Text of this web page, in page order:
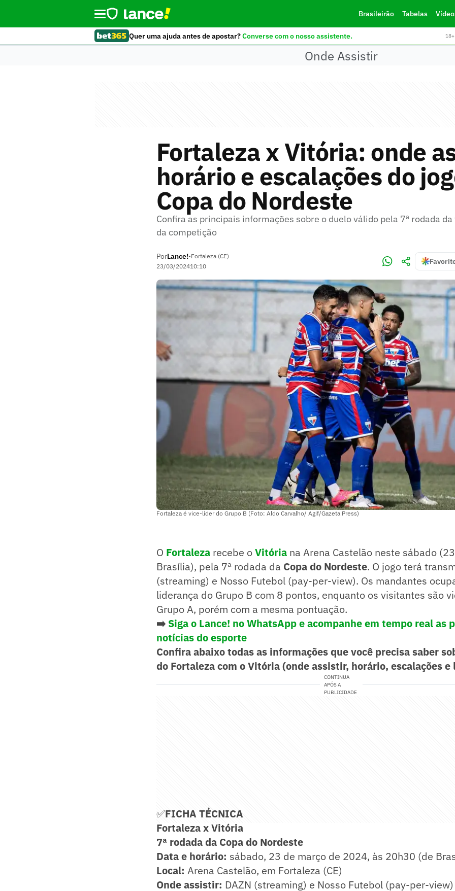
Brasileirão Tabelas
Quer uma ajuda antes de apostar?Converse com o nosso assistente.
Onde Assistir
Fortaleza x Vitória: onde
horário e escalações do
Copa do Nordeste
Confira as principais informações sobre o duelo válido pela 7ª rodada
da competição
PorLance!•Fortaleza (CE)
23/03/202410:10
Fortaleza é vice-líder do Grupo B (Foto: Aldo Carvalho/ Agif/Gazeta Press)
O Fortaleza recebe oVitória na Arena Castelão neste sábado
Brasília), pela 7ª rodada da Copa do Nordeste. O jogo terá
(streaming) e Nosso Futebol (pay-per-view). Os mandantes
liderança do Grupo B com 8 pontos, enquanto os visitantes são
Grupo A, porém com a mesma pontuação.
➡️ Siga o Lance! no WhatsApp e acompanhe em tempo real as
notícias do esporte
Confira abaixo todas as informações que você precisa saber
do Fortaleza com o Vitória (onde assistir, horário, escalações e
CONTINUA
APÓS A
PUBLICIDADE
✅FICHA TÉCNICA
Fortaleza x Vitória
7ª rodada da Copa do Nordeste
Data e horário: sábado, 23 de março de 2024, às 20h30 (de
Local: Arena Castelão, em Fortaleza (CE)
Onde assistir: DAZN (streaming) e Nosso Futebol (pay-per-view)